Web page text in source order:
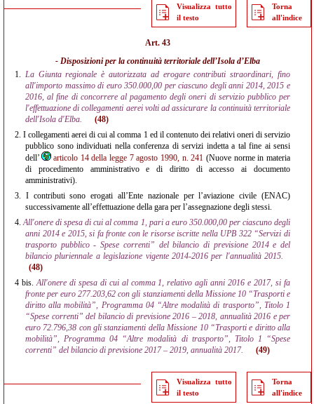
Visualizza tutto
il testo
Torna
all'indice
Art. 43
- Disposizioni per la continuità territoriale dell’Isola d’Elba
1. La Giunta regionale è autorizzata ad erogare contributi straordinari, fino
all'importo massimo di euro 350.000,00 per ciascuno degli anni 2014, 2015 e
2016, al fine di concorrere al pagamento degli oneri di servizio pubblico per
l'effettuazione di collegamenti aerei volti ad assicurare la continuità territoriale
dell'Isola d'Elba.
(48)
2.I collegamenti aerei di cui al comma 1 ed il contenuto dei relativi oneri di servizio
pubblico sono individuati nella conferenza di servizi indetta a tal fine ai sensi
dell’
articolo 14 della legge 7 agosto 1990, n. 241 (Nuove norme in materia
di procedimento amministrativo e di diritto di accesso ai documento
amministrativi).
3. I contributi sono erogati all’Ente nazionale per l’aviazione civile (ENAC)
successivamente all’effettuazione della gara per l’assegnazione degli stessi.
4. All'onere di spesa di cui al comma 1, pari a euro 350.000,00 per ciascuno degli
anni 2014 e 2015, si fa fronte con le risorse iscritte nella UPB 322 “Servizi di
trasporto pubblico - Spese correnti” del bilancio di previsione 2014 e del
bilancio pluriennale a legislazione vigente 2014-2016 per l'annualità 2015.
(48)
4 bis.All'onere di spesa di cui al comma 1, relativo agli anni 2016 e 2017, si fa
fronte per euro 277.203,62 con gli stanziamenti della Missione 10 “Trasporti e
diritto alla mobilità”, Programma 04 “Altre modalità di trasporto”, Titolo 1
“Spese correnti” del bilancio di previsione 2016 – 2018, annualità 2016 e per
euro 72.796,38 con gli stanziamenti della Missione 10 “Trasporti e diritto alla
mobilità”, Programma 04 “Altre modalità di trasporto”, Titolo 1 “Spese
correnti” del bilancio di previsione 2017 – 2019, annualità 2017.
(49)
Visualizza tutto
il testo
Torna
all'indice